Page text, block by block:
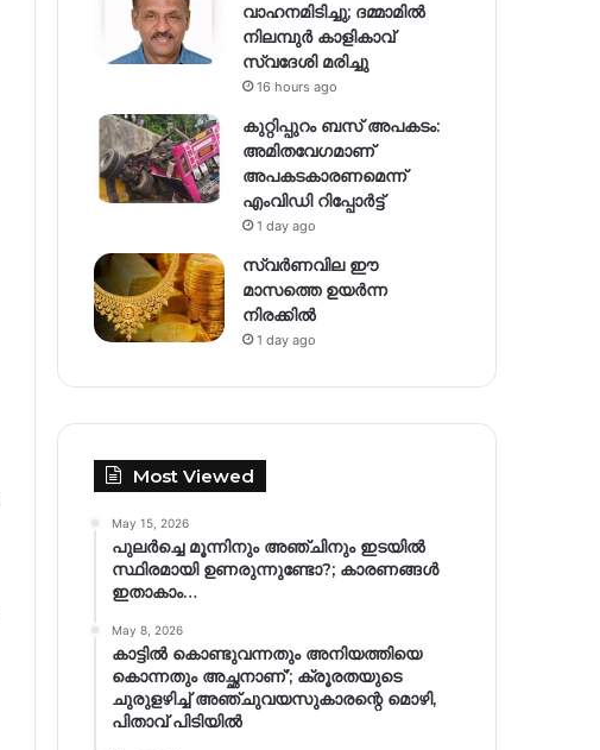
വാഹനമിടിച്ചു; ദമ്മാമിൽ
നിലമ്പുർ കാളികാവ്
സ്വദേശി മരിച്ചു
16 hours ago
കുറ്റിപ്പുറം ബസ് അപകടം:
അമിതവേഗമാണ്
അപകടകാരണമെന്ന്
എംവിഡി റിപ്പോർട്ട്
1 day ago
സ്വര്‍ണവില ഈ
മാസത്തെ ഉയര്‍ന്ന
നിരക്കില്‍
1 day ago
Most Viewed
May 15, 2026
പുലർച്ചെ മൂന്നിനും അഞ്ചിനും ഇടയിൽ
സ്ഥിരമായി ഉണരുന്നുണ്ടോ?; കാരണങ്ങള്‍
ഇതാകാം…
May 8, 2026
കാട്ടിൽ കൊണ്ടുവന്നതും അനിയത്തിയെ
കൊന്നതും അച്ഛനാണ്’; ക്രൂരതയുടെ
ചുരുളഴിച്ച് അഞ്ചുവയസുകാരന്റെ മൊഴി,
പിതാവ് പിടിയിൽ